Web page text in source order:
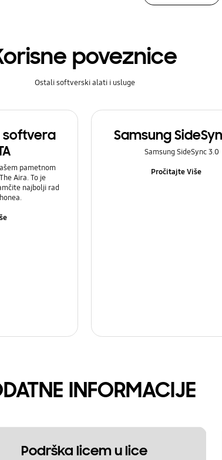
poveznice
Ostali softverski alati i usluge
softvera
pametnom
Aira. To je
najbolji rad
Samsung
Samsung SideSync 3.0
Pročitajte Više
INFORMACIJE
Podrška licem u lice